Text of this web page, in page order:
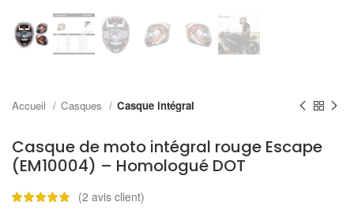
Accueil Casques Casque intégral
Casque de moto intégral rouge Escape
(EM10004) – Homologué DOT
(2 avis client)